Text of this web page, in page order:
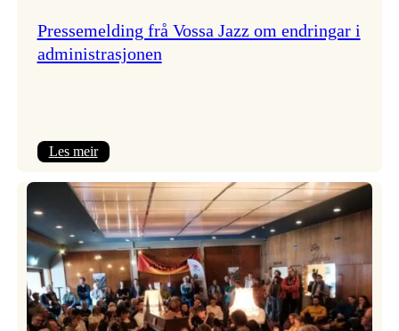
Pressemelding frå Vossa Jazz om endringar i
administrasjonen
Les meir:
frå
Vossa
Jazz
om
endringar
i
administrasjonen